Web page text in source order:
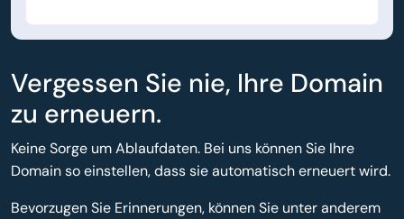
Vergessen Sie nie, Ihre Domain
zu erneuern.
Keine Sorge um Ablaufdaten. Bei uns können Sie Ihre
Domain so einstellen, dass sie automatisch erneuert wird.
Bevorzugen Sie Erinnerungen, können Sie unter anderem